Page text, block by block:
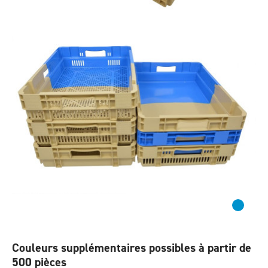
Couleurs supplémentaires possibles à partir de
500 pièces